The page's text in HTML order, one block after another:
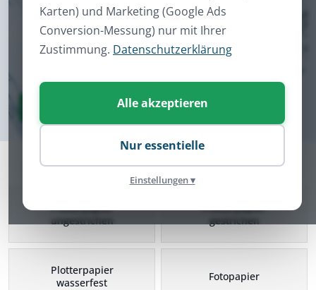
Karten) und Marketing (Google Ads
Conversion-Messung) nur mit Ihrer
Zustimmung. Datenschutzerklärung
Alle akzeptieren
Nur essentielle
Einstellungen ▾
Plotterpapier Kategorien
Plotterpapier
ungestrichen
Plotterpapier
gestrichen
Plotterpapier
wasserfest
Fotopapier